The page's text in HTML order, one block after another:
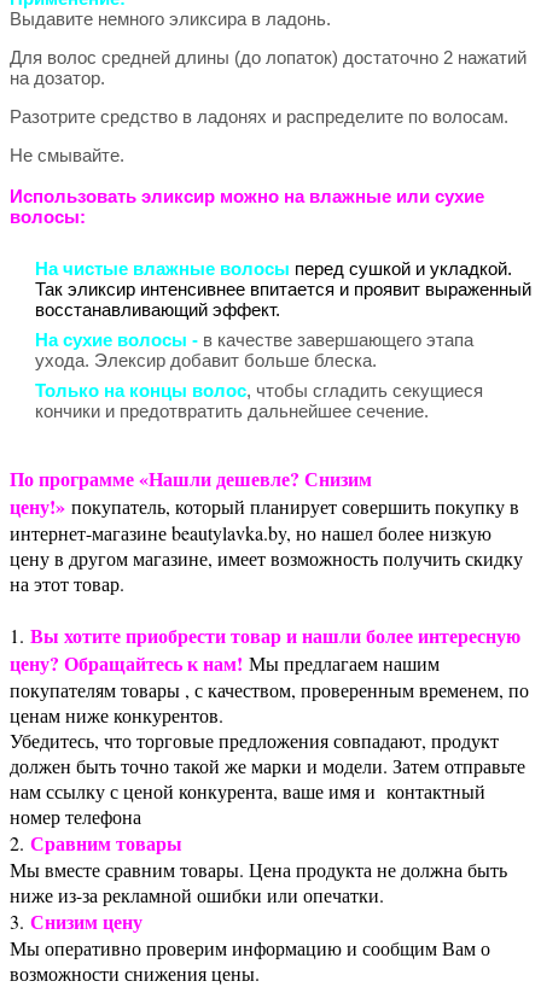
Выдавите немного эликсира в ладонь.
Для волос средней длины (до лопаток) достаточно 2 нажатий
на дозатор.
Разотрите средство в ладонях и распределите по волосам.
Не смывайте.
Использовать эликсир можно на влажные или сухие
волосы:
На чистые влажные волосы перед сушкой и укладкой.
Так эликсир интенсивнее впитается и проявит выраженный
восстанавливающий эффект.
На сухие волосы - в качестве завершающего этапа
ухода. Элексир добавит больше блеска.
Только на концы волос, чтобы сгладить секущиеся
кончики и предотвратить дальнейшее сечение.
По программе «Нашли дешевле? Снизим
цену!» покупатель, который планирует совершить покупку в
интернет-магазине beautylavka.by, но нашел более низкую
цену в другом магазине, имеет возможность получить скидку
на этот товар.
1. Вы хотите приобрести товар и нашли более интересную
цену? Обращайтесь к нам! Мы предлагаем нашим
покупателям товары , с качеством, проверенным временем, по
ценам ниже конкурентов.
Убедитесь, что торговые предложения совпадают, продукт
должен быть точно такой же марки и модели. Затем отправьте
нам ссылку с ценой конкурента, ваше имя и контактный
номер телефона
2. Сравним товары
Мы вместе сравним товары. Цена продукта не должна быть
ниже из-за рекламной ошибки или опечатки.
3. Снизим цену
Мы оперативно проверим информацию и сообщим Вам о
возможности снижения цены.